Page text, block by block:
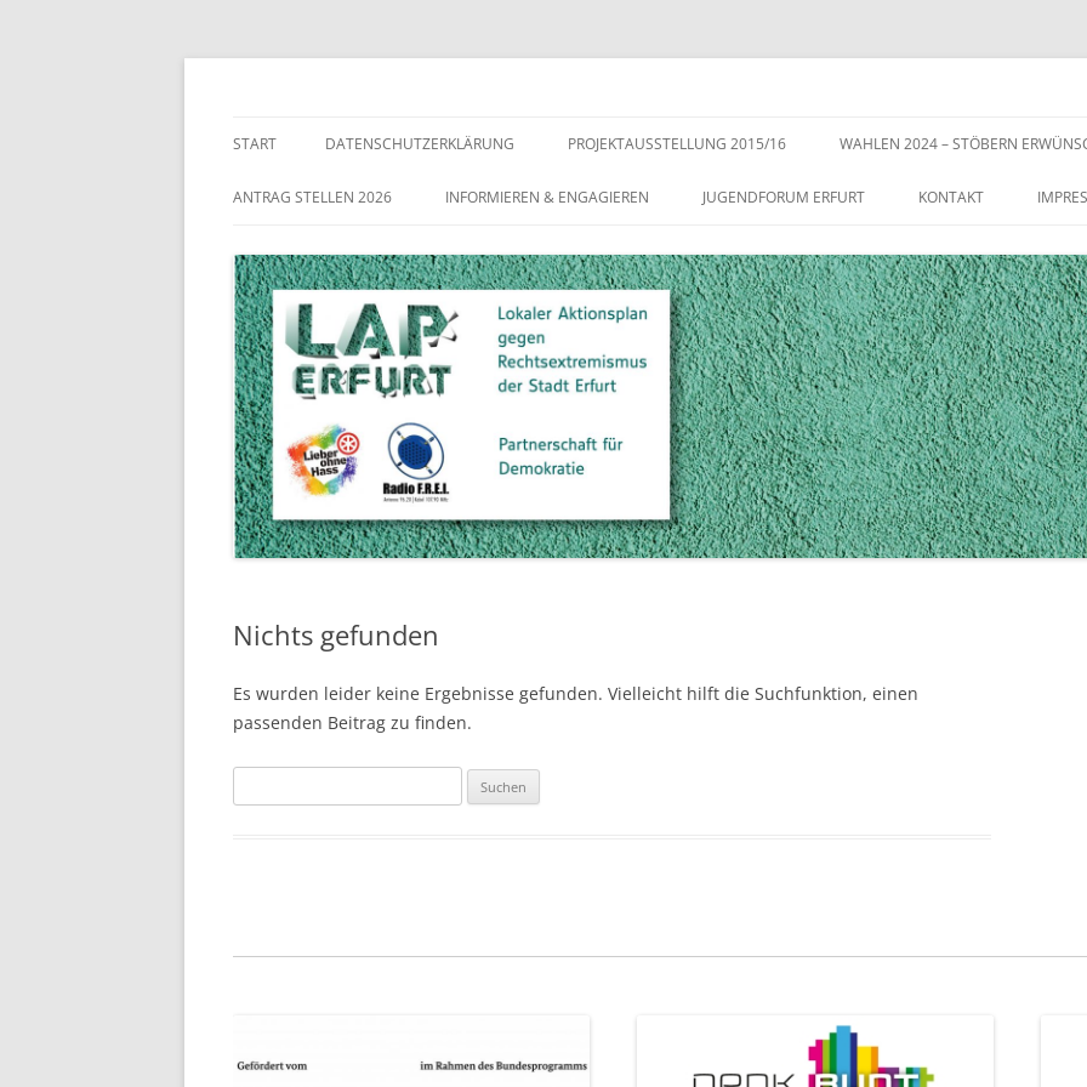
Inhalt
START DATENSCHUTZERKLÄRUNG PROJEKTAUSSTELLUNG 2015/16 WAHLEN 2024 – STÖBERN
ANTRAG STELLEN 2026 INFORMIEREN & ENGAGIEREN JUGENDFORUM ERFURT KONTAKT
Nichts gefunden
Es wurden leider keine Ergebnisse gefunden. Vielleicht hilft die Suchfunktion, einen
passenden Beitrag zu finden.
nach: